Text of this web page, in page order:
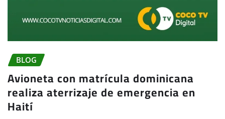
BLOG
Avioneta con matrícula dominicana
realiza aterrizaje de emergencia en
Haití